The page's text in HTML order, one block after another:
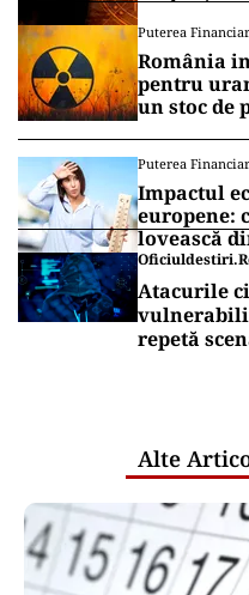
Puterea
România
pentru
un stoc de
Puterea
Impactul
europene:
lovească
Atacurile
repetă
Alte